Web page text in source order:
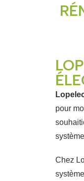
pour
Chez